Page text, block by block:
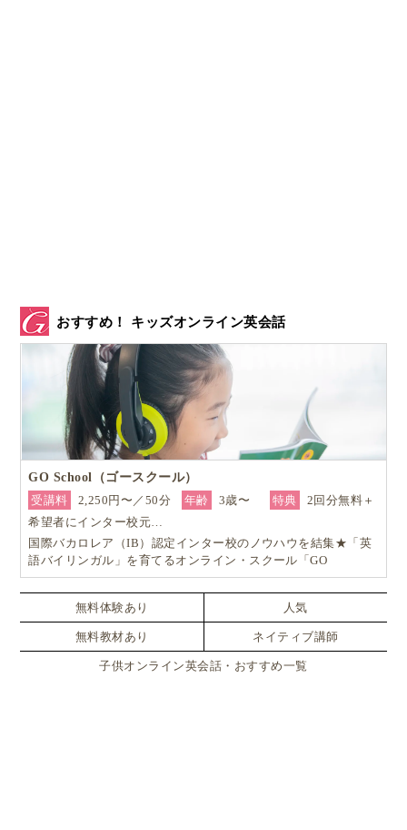
おすすめ！ キッズオンライン英会話
GO School（ゴースクール）
受講料
2,250円〜／50分 年齢 3歳〜 特典
2回分無料＋
希望者にインター校元…
国際バカロレア（IB）認定インター校のノウハウを結集★「英
語バイリンガル」を育てるオンライン・スクール「GO
School（ゴースクール）」
無料体験あり 人気
無料教材あり ネイティブ講師
子供オンライン英会話・おすすめ一覧